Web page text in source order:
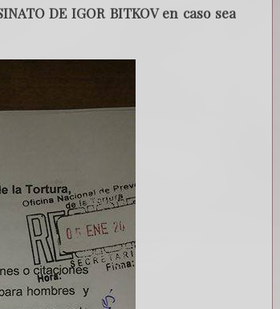
DE IGOR BITKOV en caso sea